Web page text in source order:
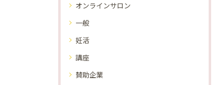
オンラインサロン
一般
妊活
講座
賛助企業